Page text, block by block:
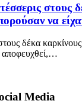
στους
να
δέκα
αποφευχθεί,…
Media